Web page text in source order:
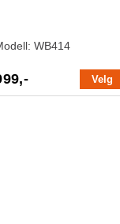
WB414
Velg